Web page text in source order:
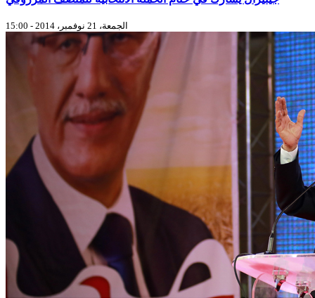
الجمعة، 21 نوفمبر، 2014 - 15:00